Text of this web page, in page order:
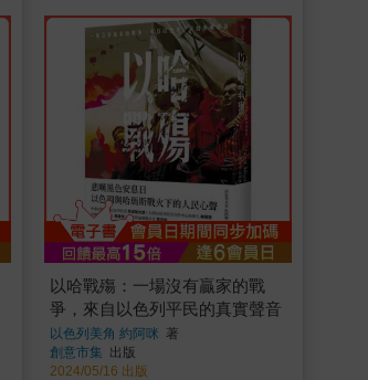
以哈戰殤：一場沒有贏家的戰
爭，來自以色列平民的真實聲音
以色列美角 約阿咪 著
創意市集 出版
2024/05/16 出版